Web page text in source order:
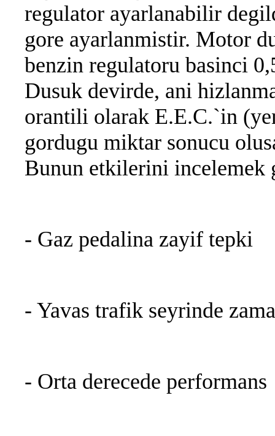
regulator ayarlanabilir
gore ayarlanmistir. Motor
benzin regulatoru basinci
Dusuk devirde, ani
orantili olarak E.E.C.`in
gordugu miktar sonucu
Bunun etkilerini incelemek
- Gaz pedalina zayif tepki
- Yavas trafik seyrinde
- Orta derecede performans